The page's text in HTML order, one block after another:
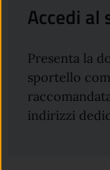
Accedi al
Presenta la
sportello
indirizzi